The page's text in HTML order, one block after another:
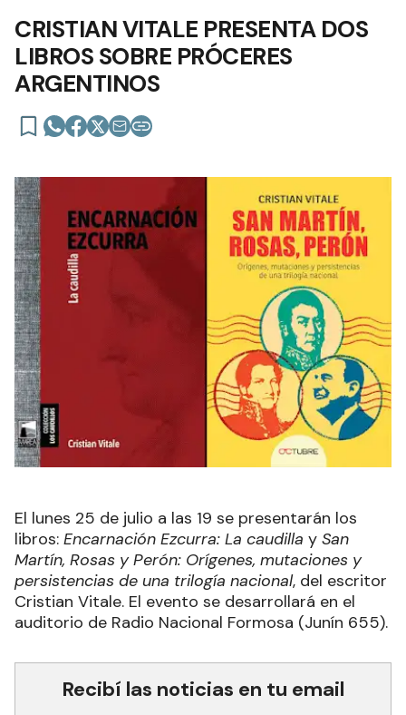
CRISTIAN VITALE PRESENTA DOS
LIBROS SOBRE PRÓCERES
ARGENTINOS
El lunes 25 de julio a las 19 se presentarán los
libros: Encarnación Ezcurra: La caudilla y San
Martín, Rosas y Perón: Orígenes, mutaciones y
persistencias de una trilogía nacional, del escritor
Cristian Vitale. El evento se desarrollará en el
auditorio de Radio Nacional Formosa (Junín 655).
Recibí las noticias en tu email